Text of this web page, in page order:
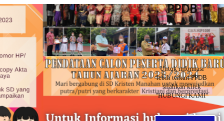
PPDB
Untuk informasi
lebih terkait PPDB
silahkan klick
"HUBUNGI KAMI"